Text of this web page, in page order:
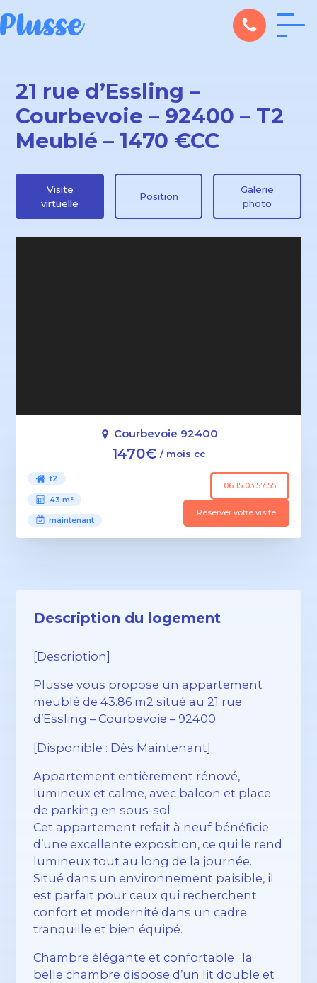
21 rue d’Essling –
Courbevoie – 92400 – T2
Meublé – 1470 €CC
Visite
virtuelle
Position
Galerie
photo
Courbevoie 92400
1470€ / mois cc
t2
43 m²
maintenant
06 15 03 57 55
Réserver votre visite
Description du logement
[Description]
Plusse vous propose un appartement
meublé de 43.86 m2 situé au 21 rue
d’Essling – Courbevoie – 92400
[Disponible : Dès Maintenant]
Appartement entièrement rénové,
lumineux et calme, avec balcon et place
de parking en sous-sol
Cet appartement refait à neuf bénéficie
d’une excellente exposition, ce qui le rend
lumineux tout au long de la journée.
Situé dans un environnement paisible, il
est parfait pour ceux qui recherchent
confort et modernité dans un cadre
tranquille et bien équipé.
Chambre élégante et confortable : la
belle chambre dispose d’un lit double et